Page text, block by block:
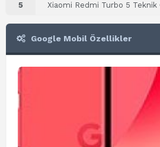
5 Xiaomi Redmi Turbo 5 Teknik
Google Mobil Özellikler